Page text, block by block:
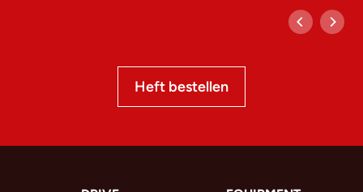
Heft bestellen